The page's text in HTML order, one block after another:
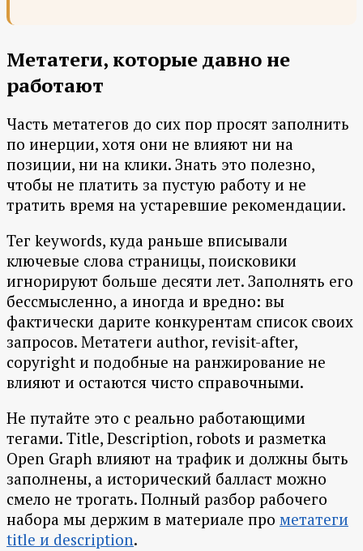
Метатеги, которые давно не
работают
Часть метатегов до сих пор просят заполнить
по инерции, хотя они не влияют ни на
позиции, ни на клики. Знать это полезно,
чтобы не платить за пустую работу и не
тратить время на устаревшие рекомендации.
Тег keywords, куда раньше вписывали
ключевые слова страницы, поисковики
игнорируют больше десяти лет. Заполнять его
бессмысленно, а иногда и вредно: вы
фактически дарите конкурентам список своих
запросов. Метатеги author, revisit-after,
copyright и подобные на ранжирование не
влияют и остаются чисто справочными.
Не путайте это с реально работающими
тегами. Title, Description, robots и разметка
Open Graph влияют на трафик и должны быть
заполнены, а исторический балласт можно
смело не трогать. Полный разбор рабочего
набора мы держим в материале про метатеги
title и description.